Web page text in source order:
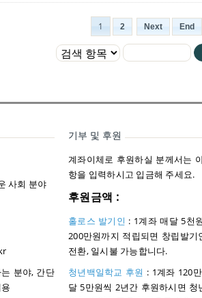
1 2 Next End
사회 분야
분야, 간단
기부 및 후원
계좌이체로 후원하실 분께서는
항을 입력하시고 입금해 주세요.
후원금액 :
홀로스 발기인 : 1계좌 매달 5천
200만원까지 적립되면 창립발기
전환, 일시불 가능합니다.
청년백일학교 후원 : 1계좌 120
달 5만원씩 2년간 후원하시면 청